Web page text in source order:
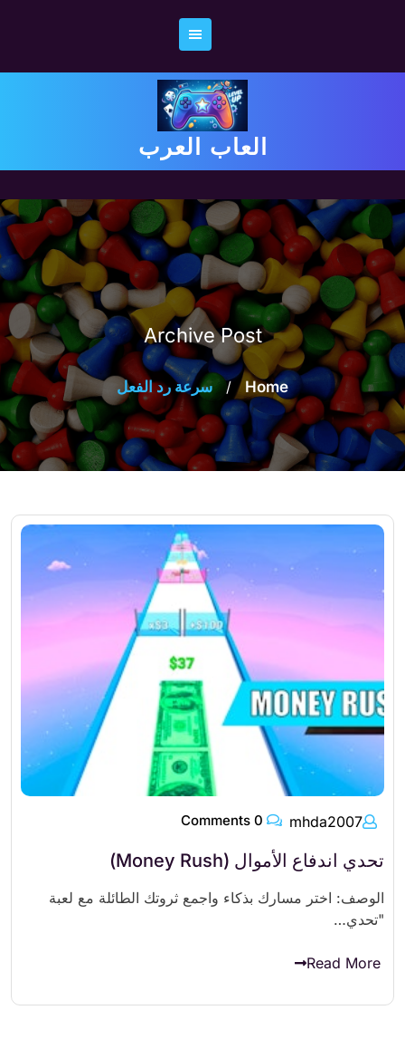
العاب العرب
Archive Post
Home
/ سرعة رد الفعل
mhda2007
تحدي اندفاع الأموال (Money Rush)
الوصف: اختر مسارك بذكاء واجمع ثروتك الطائلة مع لعبة
"تحدي…
Read More